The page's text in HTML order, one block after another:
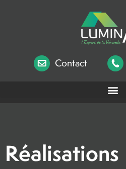
Contact
Réalisations